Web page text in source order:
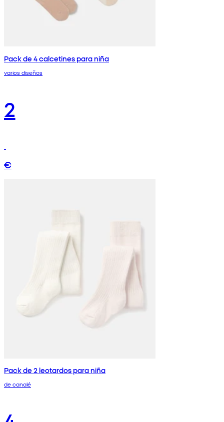
Pack de 4 calcetines para niña
varios diseños
2
€
Pack de 2 leotardos para niña
de canalé